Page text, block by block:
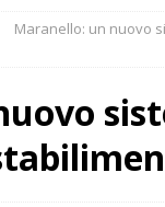
Maranello: un nuovo